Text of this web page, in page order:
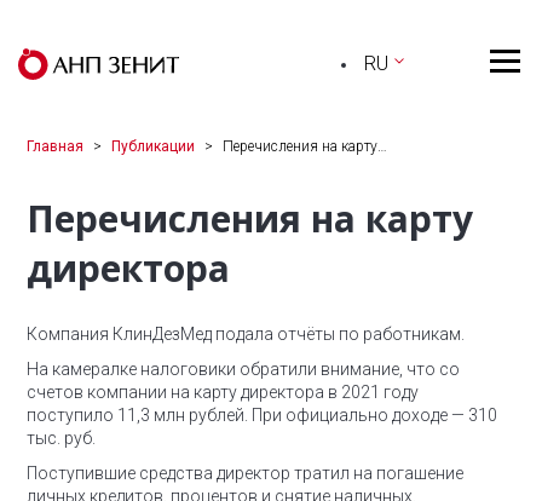
RU
Главная Публикации Перечисления на карту…
Перечисления на карту
директора
Компания КлинДезМед подала отчёты по работникам.
На камералке налоговики обратили внимание, что со
счетов компании на карту директора в 2021 году
поступило 11,3 млн рублей. При официально доходе — 310
тыс. руб.
Поступившие средства директор тратил на погашение
личных кредитов, процентов и снятие наличных.